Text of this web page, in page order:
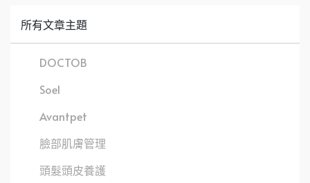
所有文章主題
DOCTOB
Soel
Avantpet
臉部肌膚管理
頭髮頭皮養護